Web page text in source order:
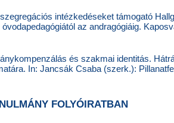
intézkedéseket támogató
az andragógiáig.
és szakmai identitás.
In: Jancsák Csaba (szerk.):
FOLYÓIRATBAN